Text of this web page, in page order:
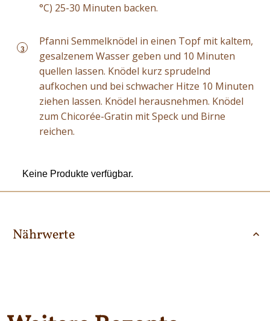
°C) 25-30 Minuten backen.
3
Pfanni Semmelknödel in einen Topf mit kaltem,
gesalzenem Wasser geben und 10 Minuten
quellen lassen. Knödel kurz sprudelnd
aufkochen und bei schwacher Hitze 10 Minuten
ziehen lassen. Knödel herausnehmen. Knödel
zum Chicorée-Gratin mit Speck und Birne
reichen.
Keine Produkte verfügbar.
Nährwerte